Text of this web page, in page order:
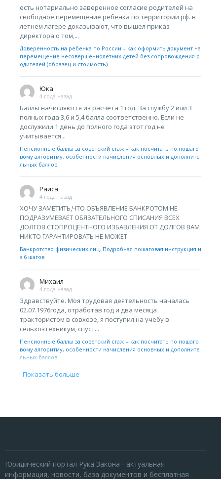
есть нотариально заверенное согласие родителей на
свободное перемещение ребёнка по территории рф. в
летнем лагере доказывают, что вышел приказ
директора о том,...
Доверенность на ребенка по России – как оформить документ на
перемещение несовершеннолетних детей без сопровождения р
одителей (образец и стоимость)
Юка
4 года назад
Баллы начисляются из расчёта 1 год. За службу 2 или 3
полных года 3,6 и 5,4 балла соответственно. Если не
дослужили 1 день до полного года этот год не
учитывается...
Пенсионные баллы за советский стаж – как посчитать по пошаго
вому алгоритму, особенности начисления основных и дополните
льных баллов
Раиса
4 года назад
ХОЧУ ЗАМЕТИТЬ,ЧТО ОБЪЯВЛЕНИЕ БАНКРОТОМ НЕ
ПОДРАЗУМЕВАЕТ ОБЯЗАТЕЛЬНОГО СПИСАНИЯ ВСЕХ
ДОЛГОВ.СТОПРОЦЕНТНОГО ИЗБАВЛЕНИЯ ОТ ДОЛГОВ ВАМ
НИКТО ГАРАНТИРОВАТЬ НЕ МОЖЕТ
Банкротство физических лиц. Подробная пошаговая инструкция и
з 6 шагов
Михаил
4 года назад
Здравствуйте. Моя трудовая деятельность началась
02.07.1976года, отработав год и два месяца
трактористом в совхозе, я поступил на учебу в
сельхозтехникум, спуст...
Пенсионные баллы за советский стаж – как посчитать по пошаго
вому алгоритму, особенности начисления основных и дополните
льных баллов
Показать больше
Юридический портал Рука Закона - актуальная
информация, новости, база документов и бесплатная